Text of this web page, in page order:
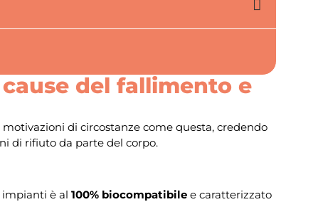
del fallimento e
di circostanze come questa, credendo
di rifiuto da parte del corpo.
impianti è al 100% biocompatibile e caratterizzato